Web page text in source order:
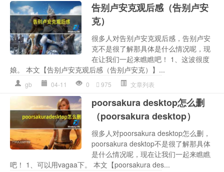
告别卢安克观后感（告别卢安
克）
很多人对告别卢安克观后感，告别卢安
克不是很了解那具体是什么情况呢，现
在让我们一起来瞧瞧吧！ 1、这波很度
娘。 本文【告别卢安克观后感（告别卢安克）】...
gb 04-11 0 975 文章列表
poorsakura desktop怎么删
（poorsakura desktop）
很多人对poorsakura desktop怎么删，
poorsakura desktop不是很了解那具体
是什么情况呢，现在让我们一起来瞧瞧
吧！ 1、可以用vagaa下。 本文【poorsakura des...